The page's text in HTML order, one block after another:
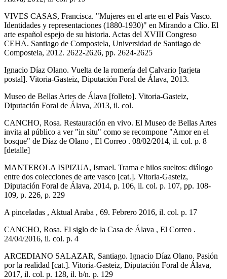
VIVES CASAS, Francisca. "Mujeres en el arte en el País Vasco.
Identidades y representaciones (1880-1930)" en Mirando a Clío. El
arte español espejo de su historia. Actas del XVIII Congreso
CEHA. Santiago de Compostela, Universidad de Santiago de
Compostela, 2012. 2622-2626, pp. 2624-2625
Ignacio Díaz Olano. Vuelta de la romería del Calvario [tarjeta
postal]. Vitoria-Gasteiz, Diputación Foral de Álava, 2013.
Museo de Bellas Artes de Álava [folleto]. Vitoria-Gasteiz,
Diputación Foral de Álava, 2013, il. col.
CANCHO, Rosa. Restauración en vivo. El Museo de Bellas Artes
invita al público a ver "in situ" como se recompone "Amor en el
bosque" de Díaz de Olano , El Correo . 08/02/2014, il. col. p. 8
[detalle]
MANTEROLA ISPIZUA, Ismael. Trama e hilos sueltos: diálogo
entre dos colecciones de arte vasco [cat.]. Vitoria-Gasteiz,
Diputación Foral de Álava, 2014, p. 106, il. col. p. 107, pp. 108-
109, p. 226, p. 229
A pinceladas , Aktual Araba , 69. Febrero 2016, il. col. p. 17
CANCHO, Rosa. El siglo de la Casa de Álava , El Correo .
24/04/2016, il. col. p. 4
ARCEDIANO SALAZAR, Santiago. Ignacio Díaz Olano. Pasión
por la realidad [cat.]. Vitoria-Gasteiz, Diputación Foral de Álava,
2017, il. col. p. 128, il. b/n. p. 129